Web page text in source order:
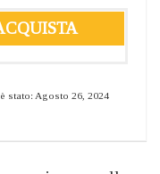
stato: Agosto 26, 2024